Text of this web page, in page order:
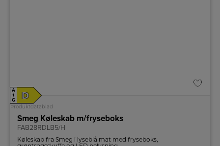
A
↑
G
D
Produktdatablad
Smeg Køleskab m/fryseboks
FAB28RDLB5/H
Køleskab fra Smeg i lyseblå mat med fryseboks,